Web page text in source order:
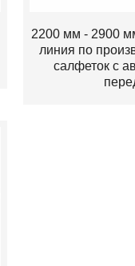
2200 мм - 2900
линия по
салфеток с